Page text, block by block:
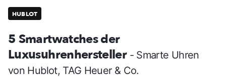
HUBLOT
5 Smartwatches der
Luxusuhrenhersteller - Smarte Uhren
von Hublot, TAG Heuer & Co.